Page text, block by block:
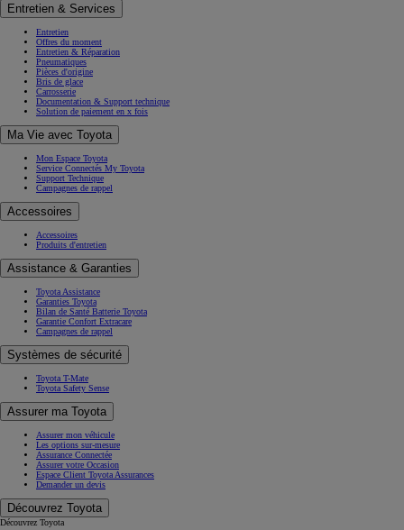
Entretien & Services
Entretien
Offres du moment
Entretien & Réparation
Pneumatiques
Pièces d'origine
Bris de glace
Carrosserie
Documentation & Support technique
Solution de paiement en x fois
Ma Vie avec Toyota
Mon Espace Toyota
Service Connectés My Toyota
Support Technique
Campagnes de rappel
Accessoires
Accessoires
Produits d'entretien
Assistance & Garanties
Toyota Assistance
Garanties Toyota
Bilan de Santé Batterie Toyota
Garantie Confort Extracare
Campagnes de rappel
Systèmes de sécurité
Toyota T-Mate
Toyota Safety Sense
Assurer ma Toyota
Assurer mon véhicule
Les options sur-mesure
Assurance Connectée
Assurer votre Occasion
Espace Client Toyota Assurances
Demander un devis
Découvrez Toyota
Découvrez Toyota